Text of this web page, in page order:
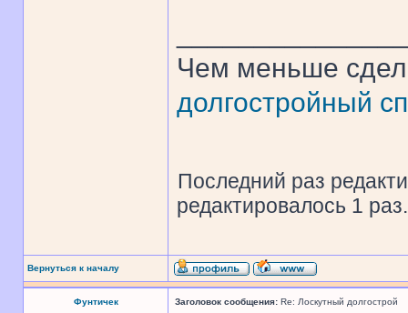
Чем меньше
долгостройный
Последний раз
редактировалось 1 раз.
Вернуться к началу
Фунтичек Заголовок сообщения: Re: Лоскутный долгострой